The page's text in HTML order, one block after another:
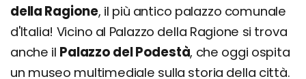
della Ragione, il più antico palazzo comunale
d'Italia! Vicino al Palazzo della Ragione si trova
anche il Palazzo del Podestà, che oggi ospita
un museo multimediale sulla storia della città.